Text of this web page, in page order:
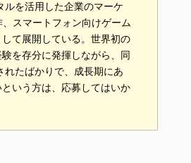
を活用した企業のマーケ
スマートフォン向けゲーム
て展開している。世界初の
を存分に発揮しながら、同
たばかりで、成長期にあ
いう方は、応募してはいか